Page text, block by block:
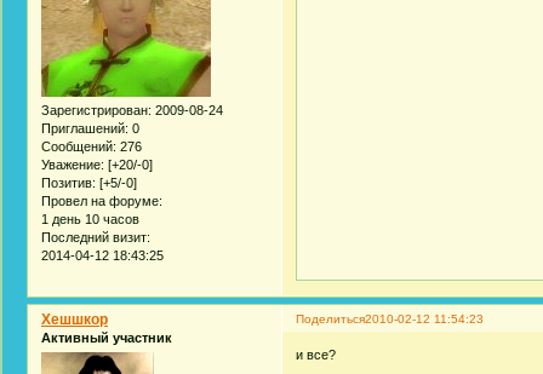
Зарегистрирован: 2009-08-24
Приглашений: 0
Сообщений: 276
Уважение: [+20/-0]
Позитив: [+5/-0]
Провел на форуме:
1 день 10 часов
Последний визит:
2014-04-12 18:43:25
Поделиться2010-02-12 11:54:23
Хешшкор
Активный участник
и все?